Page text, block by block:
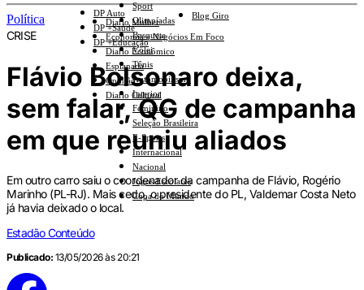
Sport
Olimpíadas
Basquete
Vôlei
Tênis
Automobilismo
Interior
Feminino
Seleção Brasileira
E-Sports
Internacional
Nacional
Jogos Escolares
Copa do Mundo
DP Auto
DP +Saúde
DP +Educação
Diario Mulher
Economia e Negócios Em Foco
Diario Econômico
Esplanada
Opinião
Diario Cultural
Blog Giro
Política
CRISE
Flávio Bolsonaro deixa,
sem falar, QG de campanha
em que reuniu aliados
Em outro carro saiu o coordenador da campanha de Flávio, Rogério
Marinho (PL-RJ). Mais cedo, o presidente do PL, Valdemar Costa Neto
já havia deixado o local.
Estadão Conteúdo
Publicado: 13/05/2026 às 20:21